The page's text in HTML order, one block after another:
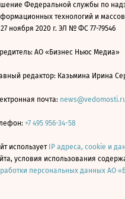
Федеральной службы по
технологий и
27 ноября 2020 г. ЭЛ № ФС 77-79546
АО «Бизнес Ньюс Медиа»
редактор: Казьмина Ирина
почта:
+7 495 956-34-58
использует IP адреса, cookie и
условия использования
персональных данных АО